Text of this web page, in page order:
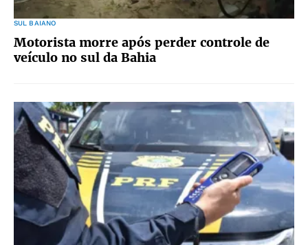
SUL BAIANO
Motorista morre após perder controle de
veículo no sul da Bahia